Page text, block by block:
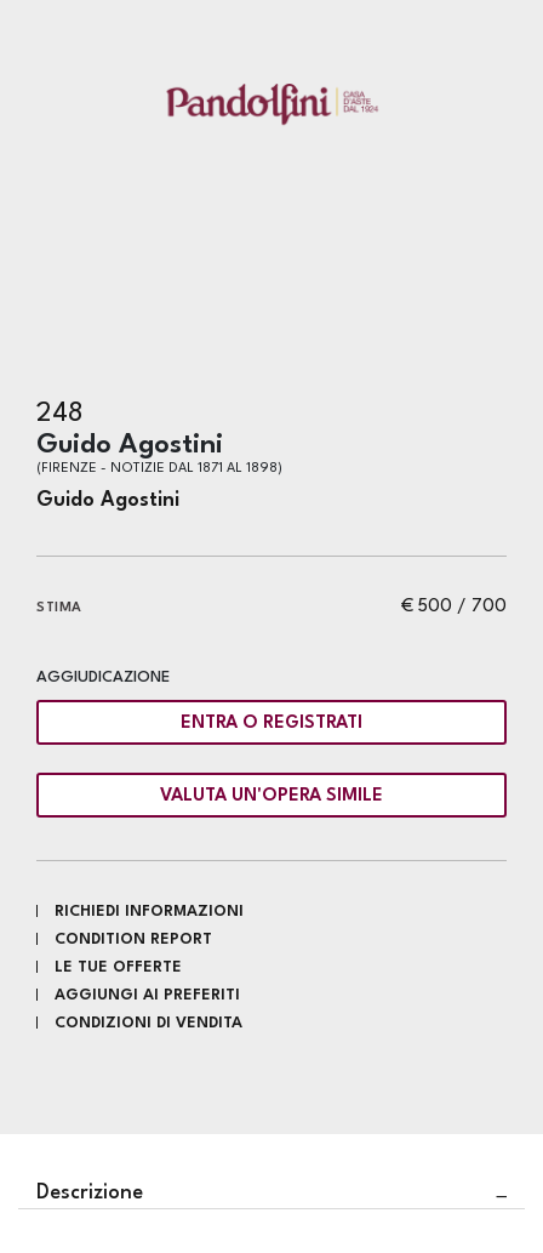
248
Guido Agostini
(FIRENZE - NOTIZIE DAL 1871 AL 1898)
Guido Agostini
€ 500 / 700
STIMA
AGGIUDICAZIONE
ENTRA O REGISTRATI
VALUTA UN'OPERA SIMILE
RICHIEDI INFORMAZIONI
CONDITION REPORT
LE TUE OFFERTE
AGGIUNGI AI PREFERITI
CONDIZIONI DI VENDITA
Descrizione